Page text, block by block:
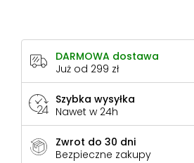
DARMOWA dostawa
Już od 299 zł
Szybka wysyłka
Nawet w 24h
Zwrot do 30 dni
Bezpieczne zakupy